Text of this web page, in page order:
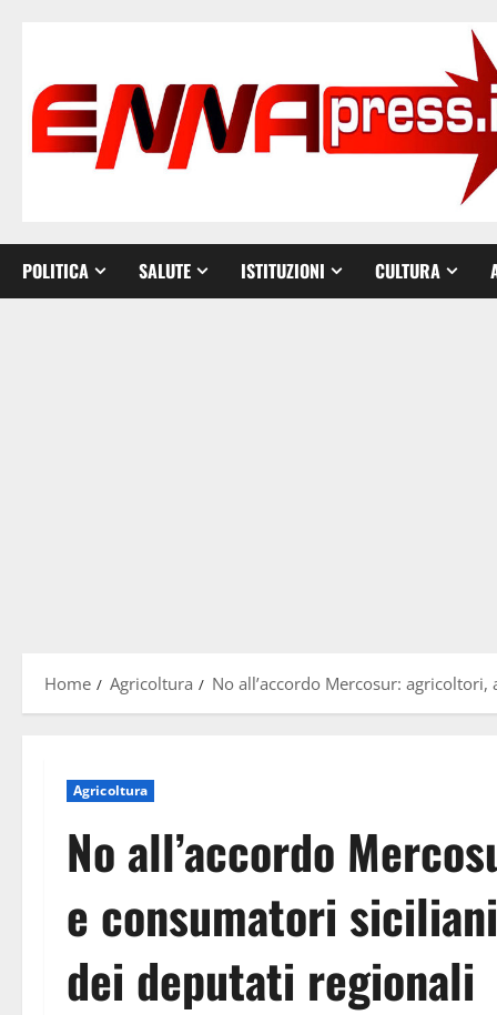
POLITICA SALUTE ISTITUZIONI CULTURA
Home Agricoltura No all’accordo Mercosur:
Agricoltura
No all’accordo
e consumatori
dei deputati regionali